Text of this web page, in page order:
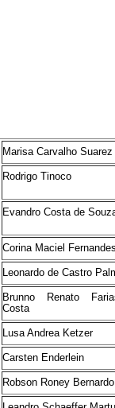
Marisa Carvalho Suarez
Rodrigo Tinoco
Evandro Costa de
Corina Maciel
Leonardo de Castro
Brunno Renato
Costa
Lusa Andrea Ketzer
Carsten Enderlein
Robson Roney Bernardo